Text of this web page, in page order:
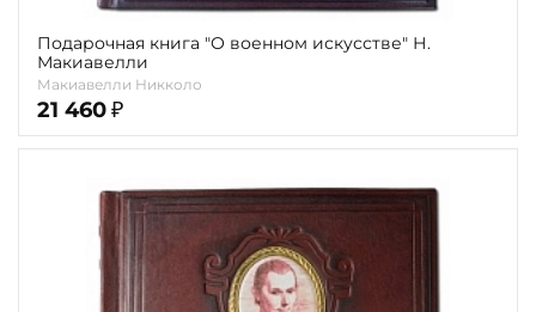
Подарочная книга "О военном искусстве" Н.
Макиавелли
Макиавелли Никколо
21 460 ₽